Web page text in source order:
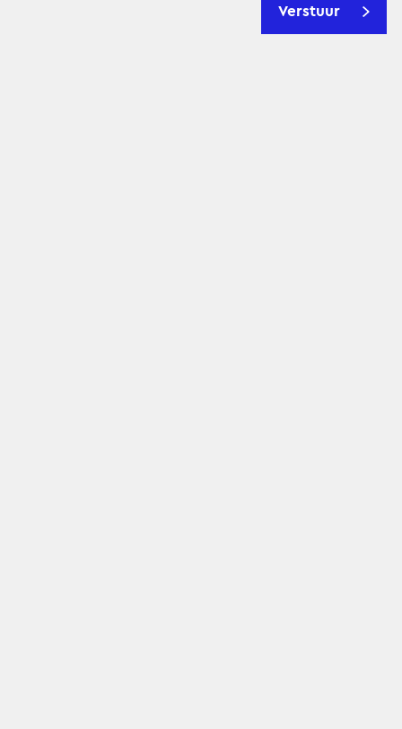
Verstuur